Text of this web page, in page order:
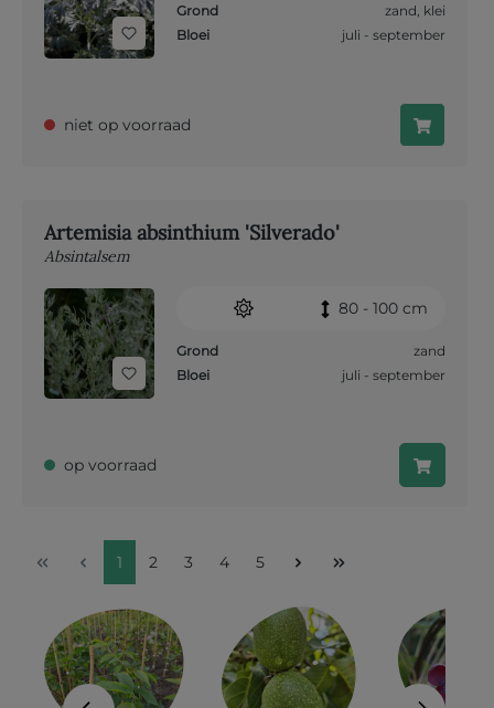
Grond zand, klei
Bloei
juli - september
niet op voorraad
Artemisia absinthium 'Silverado'
Absintalsem
80 - 100 cm
Grond
zand
Bloei
juli - september
op voorraad
1 2 3 4 5